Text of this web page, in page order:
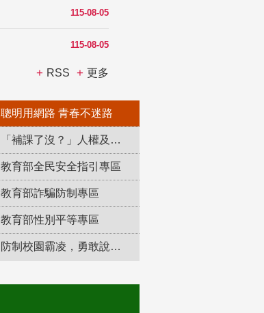
115-08-05
115-08-05
RSS 更多
聰明用網路 青春不迷路
「補課了沒？」人權及轉型正義教育專區
教育部全民安全指引專區
教育部詐騙防制專區
教育部性別平等專區
防制校園霸凌，勇敢說出來！